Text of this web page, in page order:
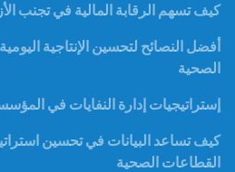
كيف تسهم الرقابة المالية في تجنب
أفضل النصائح لتحسين الإنتاجية
الصحية
إستراتيجيات إدارة النفايات في
كيف تساعد البيانات في تحسين
القطاعات الصحية